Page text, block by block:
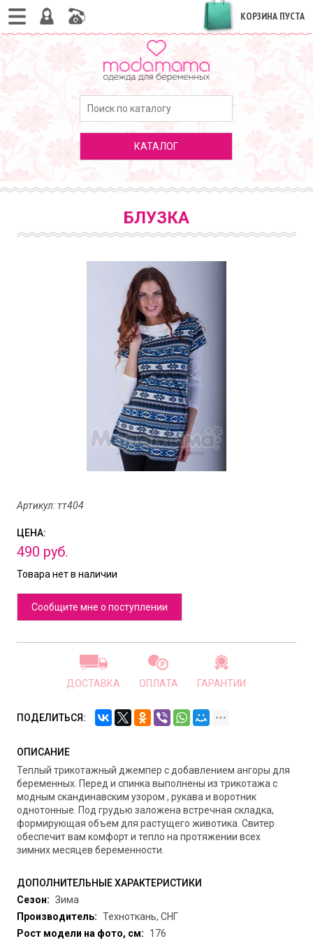
КОРЗИНА ПУСТА
КАТАЛОГ
БЛУЗКА
Артикул: тт404
ЦЕНА:
490 руб.
Товара нет в наличии
Сообщите мне о поступлении
ДОСТАВКА ОПЛАТА ГАРАНТИИ
ПОДЕЛИТЬСЯ:
ОПИСАНИЕ
Теплый трикотажный джемпер с добавлением ангоры для
беременных. Перед и спинка выполнены из трикотажа с
модным скандинавским узором , рукава и воротник
однотонные. Под грудью заложена встречная складка,
формирующая объем для растущего животика. Свитер
обеспечит вам комфорт и тепло на протяжении всех
зимних месяцев беременности.
ДОПОЛНИТЕЛЬНЫЕ ХАРАКТЕРИСТИКИ
Сезон: Зима
Производитель: Техноткань, СНГ
Рост модели на фото, см:
176